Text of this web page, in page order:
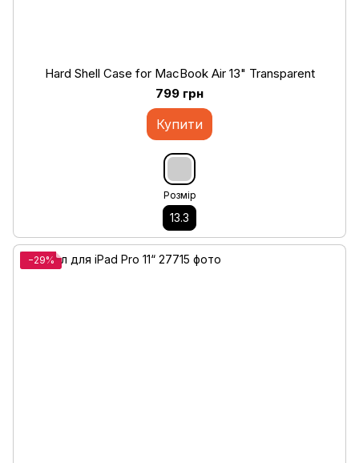
Hard Shell Case for MacBook Air 13" Transparent
799 грн
Купити
Розмір
13.3
−29%